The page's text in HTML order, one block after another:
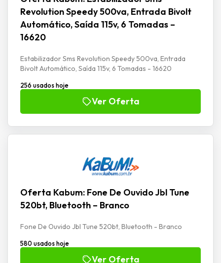
Revolution Speedy 500va, Entrada Bivolt
Automático, Saída 115v, 6 Tomadas –
16620
Estabilizador Sms Revolution Speedy 500va, Entrada
Bivolt Automático, Saída 115v, 6 Tomadas - 16620
256 usados hoje
Ver Oferta
Oferta Kabum: Fone De Ouvido Jbl Tune
520bt, Bluetooth – Branco
Fone De Ouvido Jbl Tune 520bt, Bluetooth - Branco
580 usados hoje
Ver Oferta